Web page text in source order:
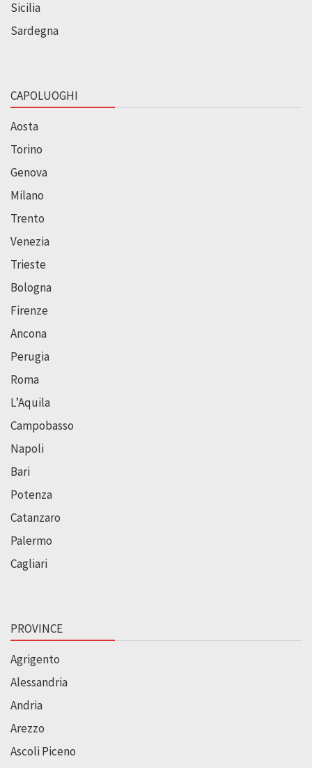
Sicilia
Sardegna
CAPOLUOGHI
Aosta
Torino
Genova
Milano
Trento
Venezia
Trieste
Bologna
Firenze
Ancona
Perugia
Roma
L’Aquila
Campobasso
Napoli
Bari
Potenza
Catanzaro
Palermo
Cagliari
PROVINCE
Agrigento
Alessandria
Andria
Arezzo
Ascoli Piceno